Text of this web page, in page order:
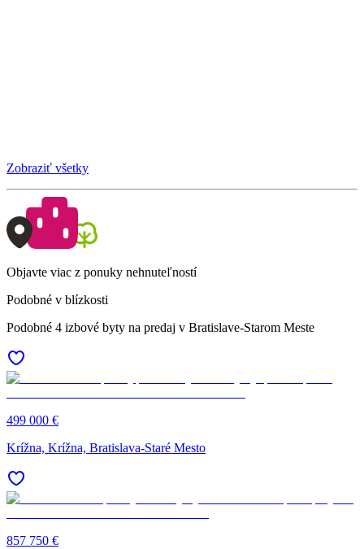
Zobraziť všetky
Objavte viac z ponuky nehnuteľností
Podobné v blízkosti
Podobné 4 izbové byty na predaj v Bratislave-Starom Meste
499 000 €
Krížna, Krížna, Bratislava-Staré Mesto
857 750 €